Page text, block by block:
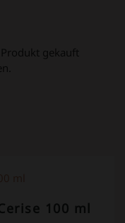
gekauft
100 ml